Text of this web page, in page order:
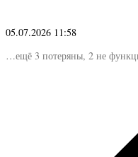
05.07.2026 11:58
…ещё 3 потеряны, 2 не